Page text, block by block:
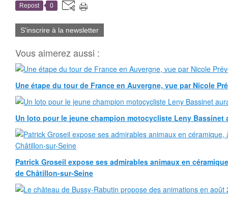
Repost 0
S'inscrire à la newsletter
Vous aimerez aussi :
Une étape du tour de France en Auvergne, vue par Nicole
Un loto pour le jeune champion motocycliste Leny Bassinet
Patrick Groseil expose ses admirables animaux en
de Châtillon-sur-Seine